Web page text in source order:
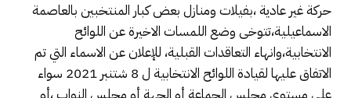
حركة غير عادية ،بفيلات ومنازل بعض كبار المنتخبين بالعاصمة
الاسماعيلية،تتوخى وضع اللمسات الاخيرة عن اللوائح
الانتخابية،وانهاء التعاقدات القبلية، للإعلان عن الاسماء التي تم
الاتفاق عليها لقيادة اللوائح الانتخابية ل 8 شتنبر 2021 سواء